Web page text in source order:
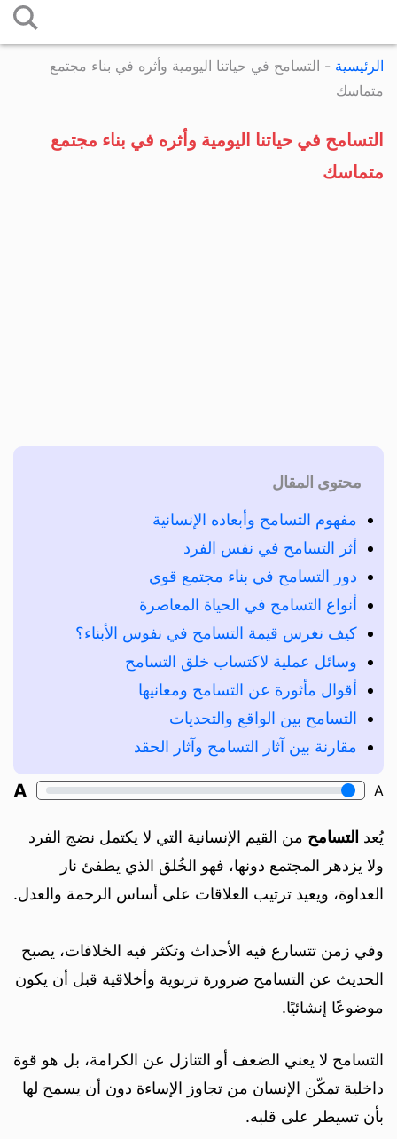
إلى
المحتوى
الرئيسية - التسامح في حياتنا اليومية وأثره في بناء مجتمع
متماسك
التسامح في حياتنا اليومية وأثره في بناء مجتمع
متماسك
محتوى المقال
مفهوم التسامح وأبعاده الإنسانية
أثر التسامح في نفس الفرد
دور التسامح في بناء مجتمع قوي
أنواع التسامح في الحياة المعاصرة
كيف نغرس قيمة التسامح في نفوس الأبناء؟
وسائل عملية لاكتساب خلق التسامح
أقوال مأثورة عن التسامح ومعانيها
التسامح بين الواقع والتحديات
مقارنة بين آثار التسامح وآثار الحقد
A
A
يُعد التسامح من القيم الإنسانية التي لا يكتمل نضج الفرد
ولا يزدهر المجتمع دونها، فهو الخُلق الذي يطفئ نار
العداوة، ويعيد ترتيب العلاقات على أساس الرحمة والعدل.
وفي زمن تتسارع فيه الأحداث وتكثر فيه الخلافات، يصبح
الحديث عن التسامح ضرورة تربوية وأخلاقية قبل أن يكون
موضوعًا إنشائيًا.
التسامح لا يعني الضعف أو التنازل عن الكرامة، بل هو قوة
داخلية تمكّن الإنسان من تجاوز الإساءة دون أن يسمح لها
بأن تسيطر على قلبه.